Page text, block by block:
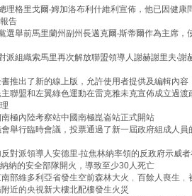
格里戈爾‧姆加洛布利什維利宣佈，他已因健康
告
舉前馬里蘭州副州長邁克爾‧斯蒂爾作為主席，
組織索馬里再次解放聯盟領導人謝赫謝里夫‧謝
推出了新的線上版，允許使用者提供及編輯內容
聯盟和左翼綠色運動在雷克雅未克宣佈成立過渡
極內陸考察站中國南極崑崙站正式開站
舉行臨時會議，投票通過了新一屆政府組成人員
對派領導人安德里‧拉焦林納率領的反政府示威
納的安全部隊開火，導致至少30人死亡
部維多利亞省發生空前森林大火﹐百餘人喪生﹐
近的央視新大樓北配樓發生火災